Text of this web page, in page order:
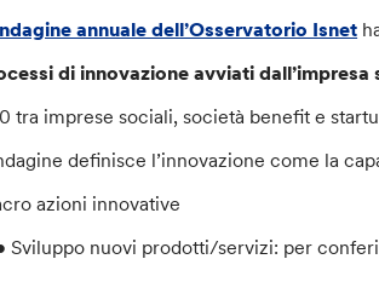
annuale dell’Osservatorio Isnet
di innovazione avviati dall’impresa
tra imprese sociali, società benefit e
definisce l’innovazione come la
azioni innovative
Sviluppo nuovi prodotti/servizi: per